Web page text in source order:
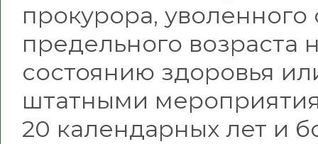
прокурора,
предельного возраста
состоянию здоровья
штатными
20 календарных лет и